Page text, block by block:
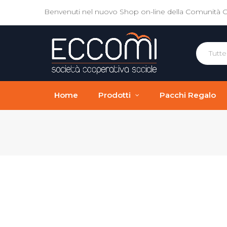
Benvenuti nel nuovo Shop on-line della Comunità
Home Prodotti Pacchi Regalo